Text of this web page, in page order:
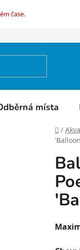
čase.
místa
Domů
/